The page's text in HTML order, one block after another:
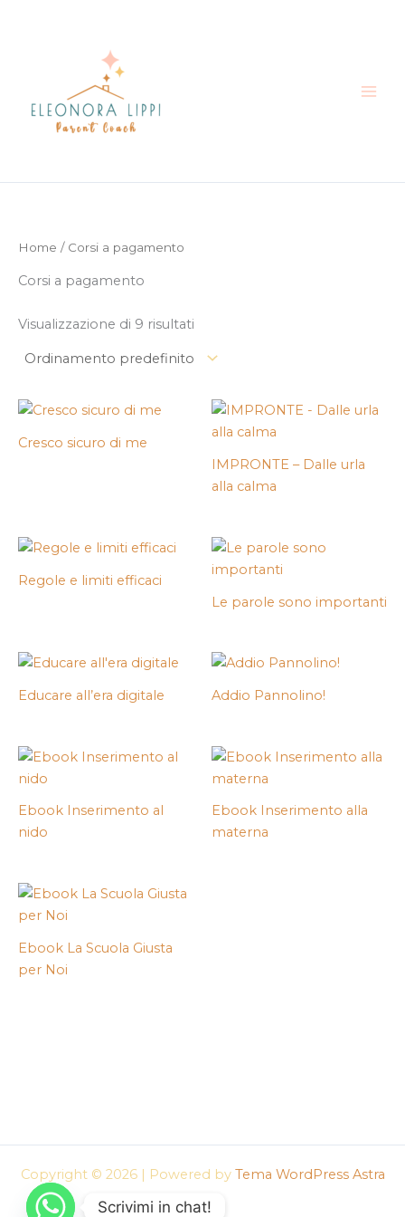
Home / Corsi a pagamento
Corsi a pagamento
Visualizzazione di 9 risultati
Cresco sicuro di me
IMPRONTE – Dalle urla
alla calma
Regole e limiti efficaci
Le parole sono importanti
Educare all’era digitale Addio Pannolino!
Ebook Inserimento al
nido
Ebook Inserimento alla
materna
Ebook La Scuola Giusta
per Noi
Copyright © 2026 | Powered by Tema WordPress Astra
Scrivimi in chat!